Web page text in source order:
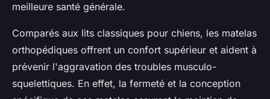
meilleure santé générale.
Comparés aux lits classiques pour chiens, les matelas
orthopédiques offrent un confort supérieur et aident à
prévenir l'aggravation des troubles musculo-
squelettiques. En effet, la fermeté et la conception